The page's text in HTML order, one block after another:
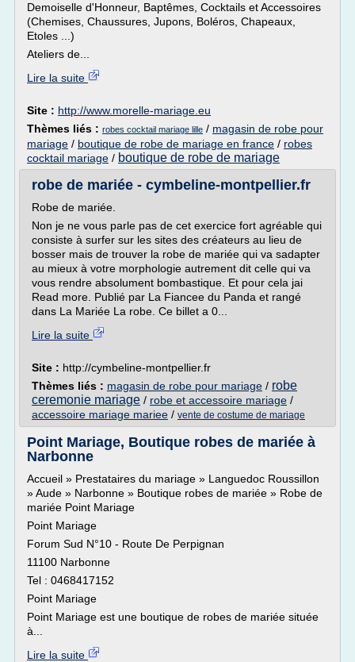
Demoiselle d'Honneur, Baptêmes, Cocktails et Accessoires
(Chemises, Chaussures, Jupons, Boléros, Chapeaux,
Etoles ...)
Ateliers de...
Lire la suite
Site : http://www.morelle-mariage.eu
Thèmes liés : robes cocktail mariage lille / magasin de robe pour
mariage / boutique de robe de mariage en france / robes
cocktail mariage / boutique de robe de mariage
robe de mariée - cymbeline-montpellier.fr
Robe de mariée.
Non je ne vous parle pas de cet exercice fort agréable qui
consiste à surfer sur les sites des créateurs au lieu de
bosser mais de trouver la robe de mariée qui va sadapter
au mieux à votre morphologie autrement dit celle qui va
vous rendre absolument bombastique. Et pour cela jai
Read more. Publié par La Fiancee du Panda et rangé
dans La Mariée La robe. Ce billet a 0...
Lire la suite
Site : http://cymbeline-montpellier.fr
Thèmes liés : magasin de robe pour mariage / robe
ceremonie mariage / robe et accessoire mariage /
accessoire mariage mariee / vente de costume de mariage
Point Mariage, Boutique robes de mariée à
Narbonne
Accueil » Prestataires du mariage » Languedoc Roussillon
» Aude » Narbonne » Boutique robes de mariée » Robe de
mariée Point Mariage
Point Mariage
Forum Sud N°10 - Route De Perpignan
11100 Narbonne
Tel : 0468417152
Point Mariage
Point Mariage est une boutique de robes de mariée située
à...
Lire la suite